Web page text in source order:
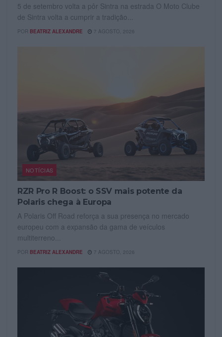
5 de setembro volta a pôr Sintra na estrada O Moto Clube
de Sintra volta a cumprir a tradição...
POR BEATRIZ ALEXANDRE 7 AGOSTO, 2026
NOTÍCIAS
RZR Pro R Boost: o SSV mais potente da
Polaris chega à Europa
A Polaris Off Road reforça a sua presença no mercado
europeu com a expansão da gama de veículos
multiterreno...
POR BEATRIZ ALEXANDRE 7 AGOSTO, 2026